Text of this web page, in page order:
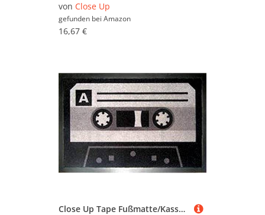
von Close Up
gefunden bei Amazon
16,67 €
Close Up Tape Fußmatte/Kassetten Motiv mit Rutschfester Gummi-Rückseite